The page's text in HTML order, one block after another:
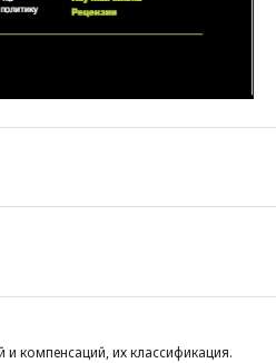
компенсаций, их классификация.